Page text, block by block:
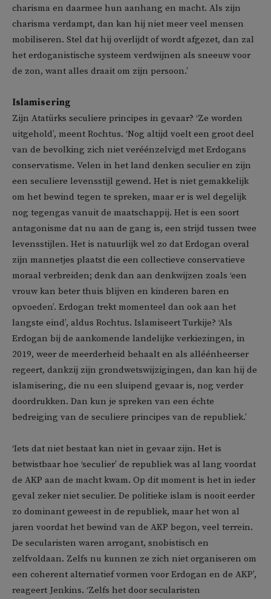
charisma en daarmee hun aanhang en macht. Als zijn
charisma verdampt, dan kan hij niet meer veel mensen
mobiliseren. Stel dat hij overlijdt of wordt afgezet, dan zal
het erdoganistische systeem verdwijnen als sneeuw voor
de zon, want alles draait om zijn persoon.’
Islamisering
Zijn Atatürks seculiere principes in gevaar? ‘Ze worden
uitgehold’, meent Rochtus. ‘Nog altijd voelt een groot deel
van de bevolking zich niet veréénzelvigd met Erdogans
conservatisme. Velen in het land denken seculier en zijn
een seculiere levensstijl gewend. Het is niet gemakkelijk
om het bewind tegen te spreken, maar er is wel degelijk
nog tegengas vanuit de maatschappij. Het is een soort
antagonisme dat nu aan de gang is, een strijd tussen twee
levensstijlen. Het is natuurlijk wel zo dat Erdogan overal
zijn mannetjes plaatst die een collectieve conservatieve
moraal verbreiden; denk dan aan denkwijzen zoals ‘een
vrouw kan beter thuis blijven en kinderen baren en
opvoeden’. Erdogan trekt momenteel dan ook aan het
langste eind’, aldus Rochtus. Islamiseert Turkije? ‘Als
Erdogan bij de aankomende landelijke verkiezingen, in
2019, weer de meerderheid behaalt en als alléénheerser
regeert, dankzij zijn grondwetswijzigingen, dan kan hij de
islamisering, die nu een sluipend gevaar is, nog verder
doordrukken. Dan kun je spreken van een échte
bedreiging van de seculiere principes van de republiek.’
‘Iets dat niet bestaat kan niet in gevaar zijn. Het is
betwistbaar hoe ‘seculier’ de republiek was al lang voordat
de AKP aan de macht kwam. Op dit moment is het in ieder
geval zeker niet seculier. De politieke islam is nooit eerder
zo dominant geweest in de republiek, maar het won al
jaren voordat het bewind van de AKP begon, veel terrein.
De secularisten waren arrogant, snobistisch en
zelfvoldaan. Zelfs nu kunnen ze zich niet organiseren om
een coherent alternatief vormen voor Erdogan en de AKP’,
reageert Jenkins. ‘Zelfs het door secularisten